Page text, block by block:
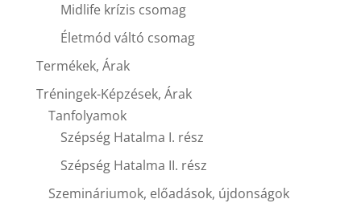
Midlife krízis csomag
Életmód váltó csomag
Termékek, Árak
Tréningek-Képzések, Árak
Tanfolyamok
Szépség Hatalma I. rész
Szépség Hatalma II. rész
Szemináriumok, előadások, újdonságok